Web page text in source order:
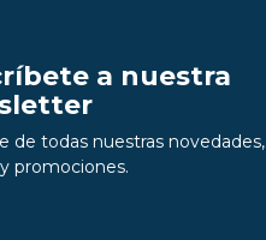
a nuestra
de todas nuestras novedades,
promociones.